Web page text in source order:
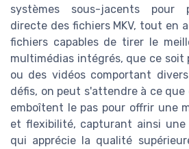
systèmes sous-jacents pour
directe des fichiers MKV, tout en
fichiers capables de tirer le
multimédias intégrés, que ce soit
ou des vidéos comportant
défis, on peut s'attendre à ce
emboîtent le pas pour offrir une
et flexibilité, capturant ainsi une
qui apprécie la qualité